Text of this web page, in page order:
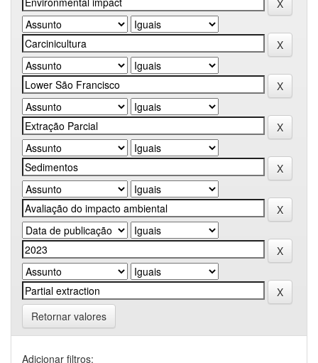
Retornar valores
Adicionar filtros: